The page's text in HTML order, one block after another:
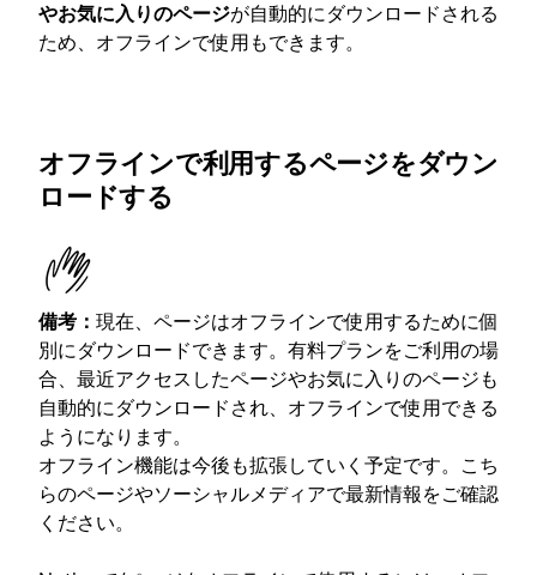
やお気に入りのページが自動的にダウンロードされる
ため、オフラインで使用もできます。
オフラインで利用するページをダウン
ロードする
備考： 現在、ページはオフラインで使用するために個
別にダウンロードできます。有料プランをご利用の場
合、最近アクセスしたページやお気に入りのページも
自動的にダウンロードされ、オフラインで使用できる
ようになります。
オフライン機能は今後も拡張していく予定です。こち
らのページやソーシャルメディアで最新情報をご確認
ください。